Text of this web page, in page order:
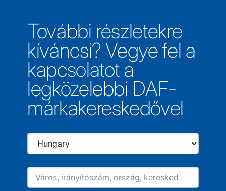
További részletekre
kíváncsi? Vegye fel a
kapcsolatot a
legközelebbi DAF-
márkakereskedővel